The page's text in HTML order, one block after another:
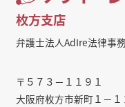
枚方支店
弁護士法人AdIre法律事
〒５７３－１１９１
大阪府枚方市新町１－